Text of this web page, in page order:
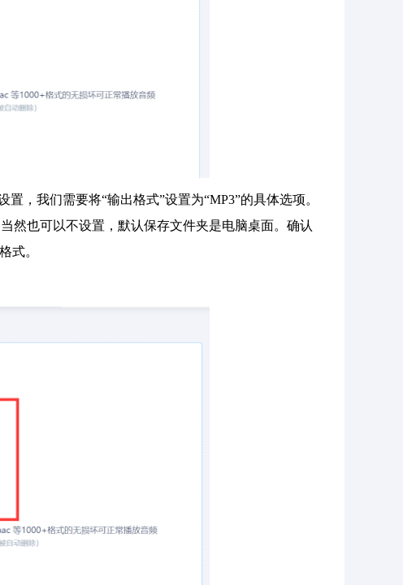
，我们需要将“输出格式”设置为“MP3”的具体选项。
然也可以不设置，默认保存文件夹是电脑桌面。确认
式。